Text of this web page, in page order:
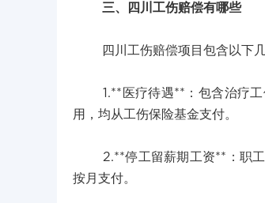
三、四川工伤赔偿有哪些
四川工伤赔偿项目包含以下几
1.**医疗待遇**：包含治疗工
用，均从工伤保险基金支付。
2.**停工留薪期工资**：职工
按月支付。